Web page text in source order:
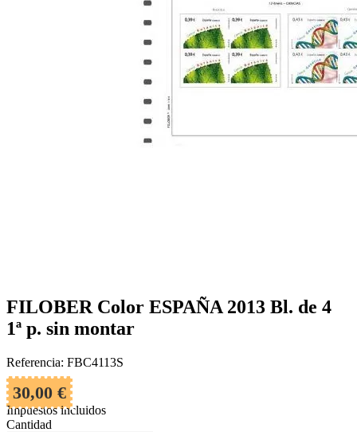
FILOBER Color ESPAÑA 2013 Bl. de 4
1ª p. sin montar
Referencia: FBC4113S
30,00 €
Impuestos incluidos
Cantidad